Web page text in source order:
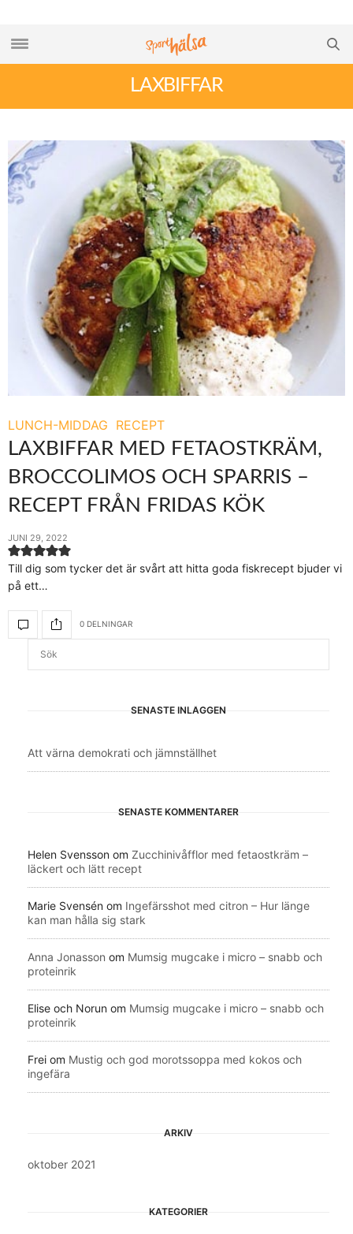
LAXBIFFAR
LUNCH-MIDDAG RECEPT
LAXBIFFAR MED FETAOSTKRÄM,
BROCCOLIMOS OCH SPARRIS –
RECEPT FRÅN FRIDAS KÖK
JUNI 29, 2022
Till dig som tycker det är svårt att hitta goda fiskrecept bjuder vi
på ett…
0 DELNINGAR
SENASTE INLÄGGEN
Att värna demokrati och jämnställhet
SENASTE KOMMENTARER
Helen Svensson om Zucchinivåfflor med fetaostkräm –
läckert och lätt recept
Marie Svensén om Ingefärsshot med citron – Hur länge
kan man hålla sig stark
Anna Jonasson om Mumsig mugcake i micro – snabb och
proteinrik
Elise och Norun om Mumsig mugcake i micro – snabb och
proteinrik
Frei om Mustig och god morotssoppa med kokos och
ingefära
ARKIV
oktober 2021
KATEGORIER